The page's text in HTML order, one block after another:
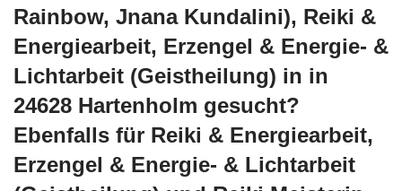
Rainbow, Jnana Kundalini), Reiki &
Energiearbeit, Erzengel & Energie- &
Lichtarbeit (Geistheilung) in in
24628 Hartenholm gesucht?
Ebenfalls für Reiki & Energiearbeit,
Erzengel & Energie- & Lichtarbeit